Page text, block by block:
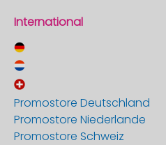
International
Promostore Deutschland
Promostore Niederlande
Promostore Schweiz